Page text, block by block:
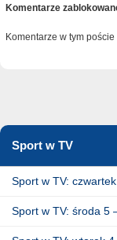
Komentarze
Komentarze w tym
Sport w TV
Sport w TV:
Sport w TV: środa 5